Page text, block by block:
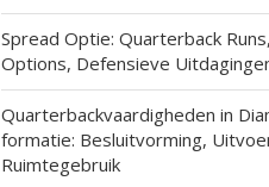
Spread Optie: Quarterback
Options, Defensieve
Quarterbackvaardigheden in
formatie: Besluitvorming,
Ruimtegebruik